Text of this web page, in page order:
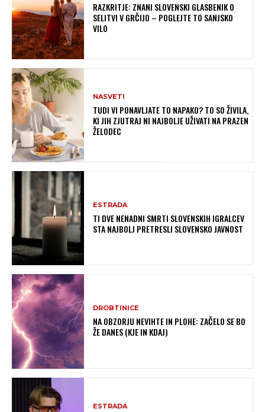
RAZKRITJE: ZNANI SLOVENSKI GLASBENIK O
SELITVI V GRČIJO – POGLEJTE TO SANJSKO
VILO
NASVETI
TUDI VI PONAVLJATE TO NAPAKO? TO SO ŽIVILA,
KI JIH ZJUTRAJ NI NAJBOLJE UŽIVATI NA PRAZEN
ŽELODEC
ESTRADA
TI DVE NENADNI SMRTI SLOVENSKIH IGRALCEV
STA NAJBOLJ PRETRESLI SLOVENSKO JAVNOST
DROBTINICE
NA OBZORJU NEVIHTE IN PLOHE: ZAČELO SE BO
ŽE DANES (KJE IN KDAJ)
ESTRADA